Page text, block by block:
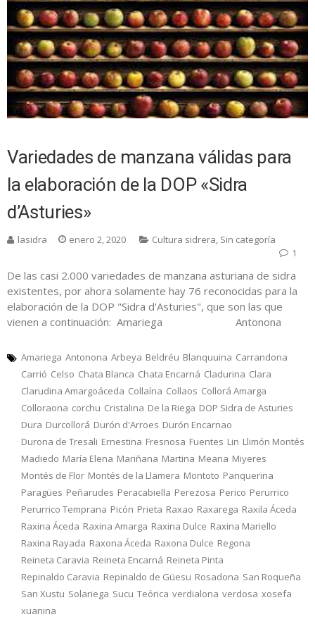
Variedades de manzana válidas para
la elaboración de la DOP «Sidra
d’Asturies»
lasidra enero 2, 2020 Cultura sidrera, Sin categoría
1
De las casi 2.000 variedades de manzana asturiana de sidra
existentes, por ahora solamente hay 76 reconocidas para la
elaboración de la DOP "Sidra d'Asturies", que son las que
vienen a continuación: Amariega Antonona
Amariega Antonona Arbeya Beldréu Blanquuina Carrandona
Carrió Celso Chata Blanca Chata Encarná Cladurina Clara
Clarudina Amargoáceda Collaína Collaos Collorá Amarga
Colloraona corchu Cristalina De la Riega DOP Sidra de Asturies
Dura Durcollorá Durón d'Arroes Durón Encarnao
Durona de Tresali Ernestina Fresnosa Fuentes Lin Llimón Montés
Madiedo María Elena Mariñana Martina Meana Miyeres
Montés de Flor Montés de la Llamera Montoto Panquerina
Paragües Peñarudes Peracabiella Perezosa Perico Perurrico
Perurrico Temprana Picón Prieta Raxao Raxarega Raxila Áceda
Raxina Áceda Raxina Amarga Raxina Dulce Raxina Mariello
Raxina Rayada Raxona Áceda Raxona Dulce Regona
Reineta Caravia Reineta Encarná Reineta Pinta
Repinaldo Caravia Repinaldo de Güesu Rosadona San Roqueña
San Xustu Solariega Sucu Teórica verdialona verdosa xosefa
xuanina